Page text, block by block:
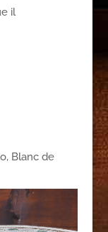
il
Blanc de